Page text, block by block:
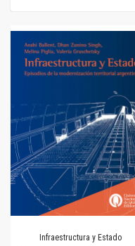
Infraestructura y Estado